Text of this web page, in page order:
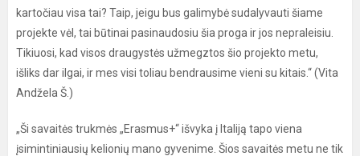
kartočiau visa tai? Taip, jeigu bus galimybė sudalyvauti šiame
projekte vėl, tai būtinai pasinaudosiu šia proga ir jos nepraleisiu.
Tikiuosi, kad visos draugystės užmegztos šio projekto metu,
išliks dar ilgai, ir mes visi toliau bendrausime vieni su kitais.“ (Vita
Andžela Š.)
„Ši savaitės trukmės „Erasmus+“ išvyka į Italiją tapo viena
įsimintiniausių kelionių mano gyvenime. Šios savaitės metu ne tik